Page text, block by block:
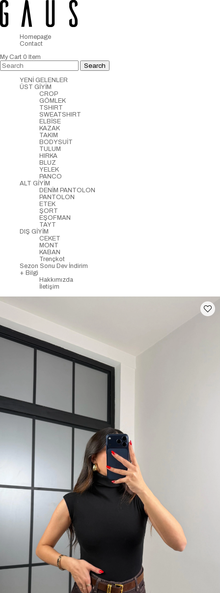
Homepage
Contact
My Cart 0 Item
YENİ GELENLER
ÜST GİYİM
CROP
GÖMLEK
TSHIRT
SWEATSHIRT
ELBİSE
KAZAK
TAKIM
BODYSUİT
TULUM
HIRKA
BLUZ
YELEK
PANCO
ALT GİYİM
DENİM PANTOLON
PANTOLON
ETEK
ŞORT
EŞOFMAN
TAYT
DIŞ GİYİM
CEKET
MONT
KABAN
Trençkot
Sezon Sonu Dev İndirim
+ Bilgi
Hakkımızda
İletişim